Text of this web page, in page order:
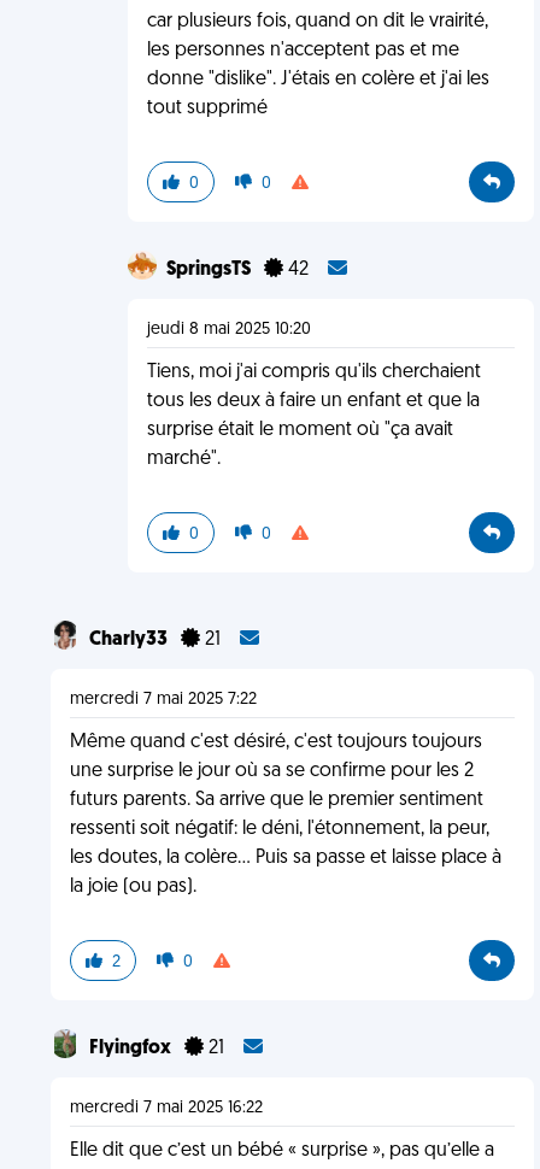
car plusieurs fois, quand on dit le vrairité,
les personnes n'acceptent pas et me
donne "dislike". J'étais en colère et j'ai les
tout supprimé
0 0
SpringsTS 42
jeudi 8 mai 2025 10:20
Tiens, moi j'ai compris qu'ils cherchaient
tous les deux à faire un enfant et que la
surprise était le moment où "ça avait
marché".
0 0
Charly33 21
mercredi 7 mai 2025 7:22
Même quand c'est désiré, c'est toujours toujours
une surprise le jour où sa se confirme pour les 2
futurs parents. Sa arrive que le premier sentiment
ressenti soit négatif: le déni, l'étonnement, la peur,
les doutes, la colère... Puis sa passe et laisse place à
la joie (ou pas).
2 0
Flyingfox 21
mercredi 7 mai 2025 16:22
Elle dit que c’est un bébé « surprise », pas qu’elle a